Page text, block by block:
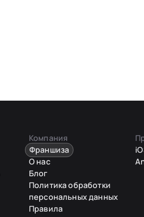
Компания
Франшиза
О нас
Блог
Политика обработки
персональных данных
Правила